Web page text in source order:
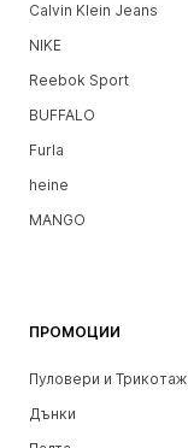
Calvin Klein Jeans
NIKE
Reebok Sport
BUFFALO
Furla
heine
MANGO
ПРОМОЦИИ
Пуловери и Трикотаж
Дънки